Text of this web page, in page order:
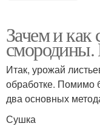
Зачем и как
смородины.
Итак, урожай
обработке. Помимо
два основных
Сушка